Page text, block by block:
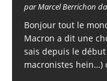
par Marcel Berrichon
Bonjour tout le
Macron a dit une
sais depuis le
macronistes hein…)